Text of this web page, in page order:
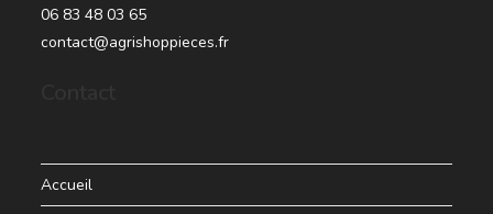
06 83 48 03 65
contact@agrishoppieces.fr
Accueil